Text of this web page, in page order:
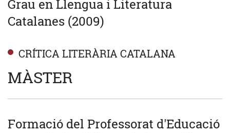
Grau en Llengua i Literatura
Catalanes (2009)
CRÍTICA LITERÀRIA CATALANA
MÀSTER
Formació del Professorat d'Educació